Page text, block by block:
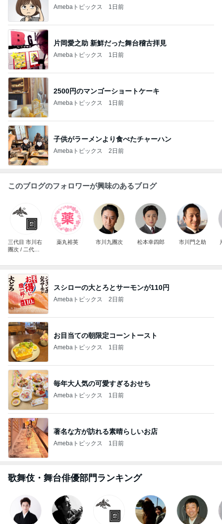
Amebaトピックス 1日前
片岡愛之助 新鮮だった舞台稽古拝見
Amebaトピックス 1日前
2500円のマンゴーショートケーキ
Amebaトピックス 1日前
子供がラーメンより食べたチャーハン
Amebaトピックス 2日前
このブログのフォロワーが興味のあるブログ
三代目 市川右
團次 / 二代目
薬丸裕英 市川九團次 松本幸四郎 市川門之助
スシローの大とろとサーモンが110円
Amebaトピックス 2日前
お目当ての朝限定コーントースト
Amebaトピックス 1日前
毎年大人気の可愛すぎるおせち
Amebaトピックス 1日前
著名な方が訪れる素晴らしいお店
Amebaトピックス 1日前
歌舞伎・舞台俳優部門ランキング